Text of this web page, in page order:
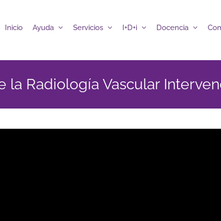
Inicio Ayuda Servicios I+D+i Docencia
la Radiología Vascular